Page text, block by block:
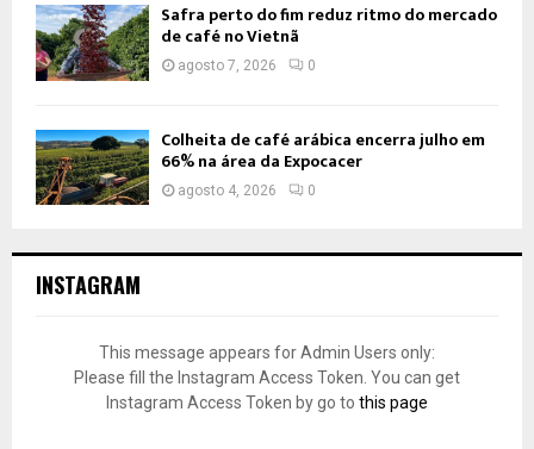
Safra perto do fim reduz ritmo do mercado
de café no Vietnã
agosto 7, 2026 0
Colheita de café arábica encerra julho em
66% na área da Expocacer
agosto 4, 2026 0
INSTAGRAM
This message appears for Admin Users only:
Please fill the Instagram Access Token. You can get
Instagram Access Token by go to this page